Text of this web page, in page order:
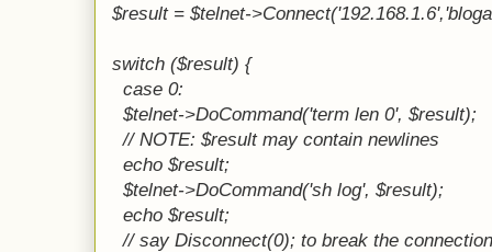
$result = $telnet-
switch ($result) {
case 0:
$telnet->DoCommand('term len 0', $result);
// NOTE: $result may contain newlines
echo $result;
$telnet->DoCommand('sh log', $result);
echo $result;
// say Disconnect(0); to break the